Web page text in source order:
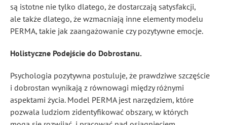
są istotne nie tylko dlatego, że dostarczają satysfakcji,
ale także dlatego, że wzmacniają inne elementy modelu
PERMA, takie jak zaangażowanie czy pozytywne emocje.
Holistyczne Podejście do Dobrostanu.
Psychologia pozytywna postuluje, że prawdziwe szczęście
i dobrostan wynikają z równowagi między różnymi
aspektami życia. Model PERMA jest narzędziem, które
pozwala ludziom zidentyfikować obszary, w których